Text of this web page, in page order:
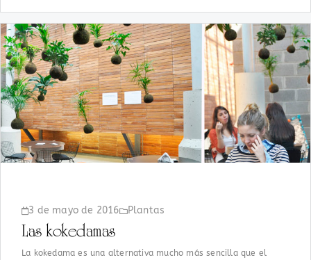
3 de mayo de 2016 Plantas
Las kokedamas
La kokedama es una alternativa mucho más sencilla que el